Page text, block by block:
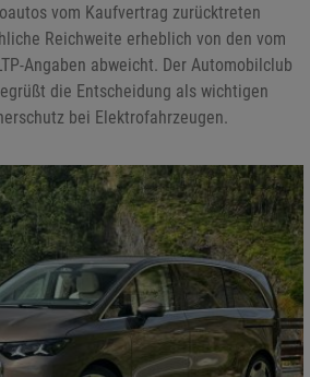
vom Kaufvertrag zurücktreten
Reichweite erheblich von den vom
Angaben abweicht. Der Automobilclub
die Entscheidung als wichtigen
bei Elektrofahrzeugen.